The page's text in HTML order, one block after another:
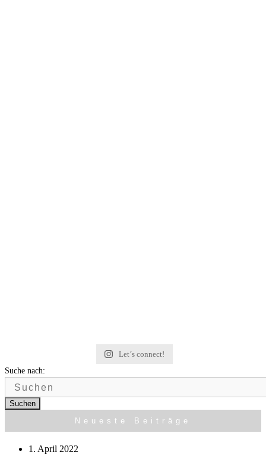
Let´s connect!
Suche nach:
Suchen
Neueste Beiträge
1. April 2022